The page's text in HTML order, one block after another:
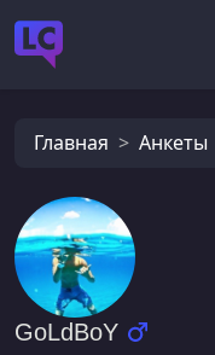
Главная Анкеты
GoLdBoY